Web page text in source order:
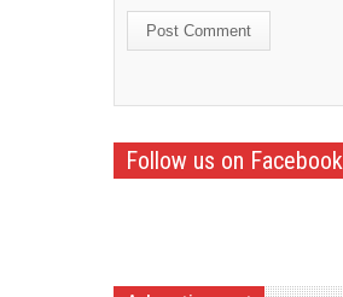
Follow us on Facebook